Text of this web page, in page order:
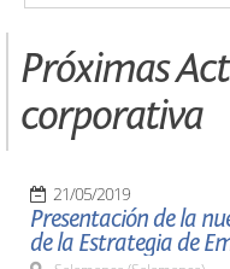
Próximas
corporativa
21/05/2019
Presentación de la
de la Estrategia de